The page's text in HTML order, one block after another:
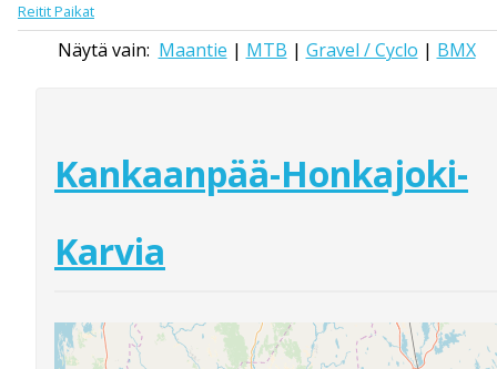
ReititPaikat
Näytä vain: Maantie | MTB | Gravel / Cyclo | BMX
Kankaanpää-Honkajoki-
Karvia